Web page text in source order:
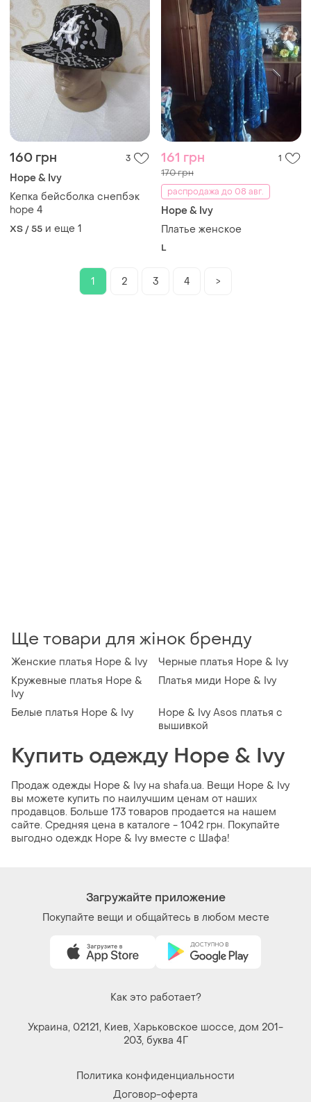
160 грн 3
Hope & Ivy
Кепка бейсболка снепбэк
hope 4
XS / 55 и еще 1
161 грн 1
170 грн
распродажа до 08 авг.
Hope & Ivy
Платье женское
L
1 2 3 4 >
Ще товари для жінок бренду
Женские платья Hope & Ivy
Черные платья Hope & Ivy
Кружевные платья Hope &
Ivy
Платья миди Hope & Ivy
Белые платья Hope & Ivy
Hope & Ivy Asos платья с
вышивкой
Купить одежду Hope & Ivy
Продаж одежды Hope & Ivy на shafa.ua. Вещи Hope & Ivy
вы можете купить по наилучшим ценам от наших
продавцов. Больше 173 товаров продается на нашем
сайте. Средняя цена в каталоге - 1042 грн. Покупайте
выгодно одеждк Hope & Ivy вместе с Шафа!
Загружайте приложение
Покупайте вещи и общайтесь в любом месте
Как это работает?
Украина, 02121, Киев, Харьковское шоссе, дом 201-
203, буква 4Г
Политика конфиденциальности
Договор-оферта